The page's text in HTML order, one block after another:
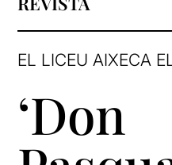
EL LICEU AIXECA
‘Don